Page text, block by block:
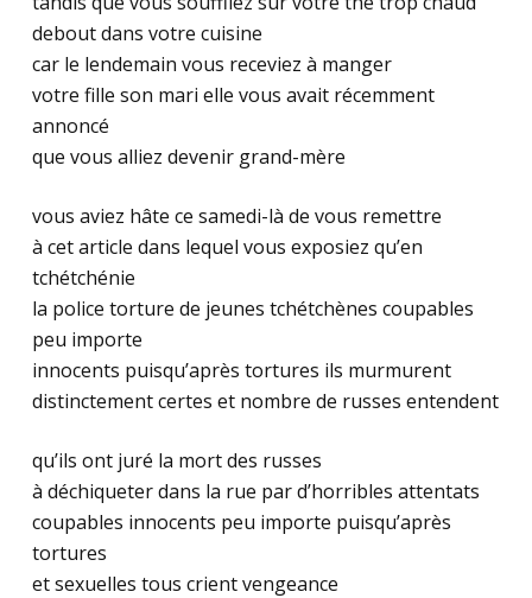
debout dans votre cuisine
car le lendemain vous receviez à manger
votre fille son mari elle vous avait récemment
annoncé
que vous alliez devenir grand-mère
vous aviez hâte ce samedi-là de vous remettre
à cet article dans lequel vous exposiez qu’en
tchétchénie
la police torture de jeunes tchétchènes coupables
peu importe
innocents puisqu’après tortures ils murmurent
distinctement certes et nombre de russes entendent
qu’ils ont juré la mort des russes
à déchiqueter dans la rue par d’horribles attentats
coupables innocents peu importe puisqu’après
tortures
et sexuelles tous crient vengeance